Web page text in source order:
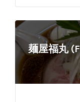
麺屋福丸